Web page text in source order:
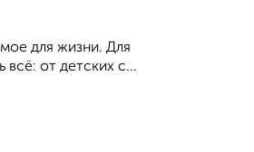
для жизни. Для
всё: от детских с...